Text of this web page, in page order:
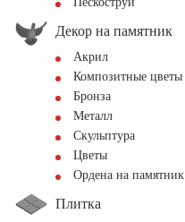
Декор на памятник
Акрил
Композитные цветы
Бронза
Металл
Скульптура
Цветы
Ордена на памятник
Плитка